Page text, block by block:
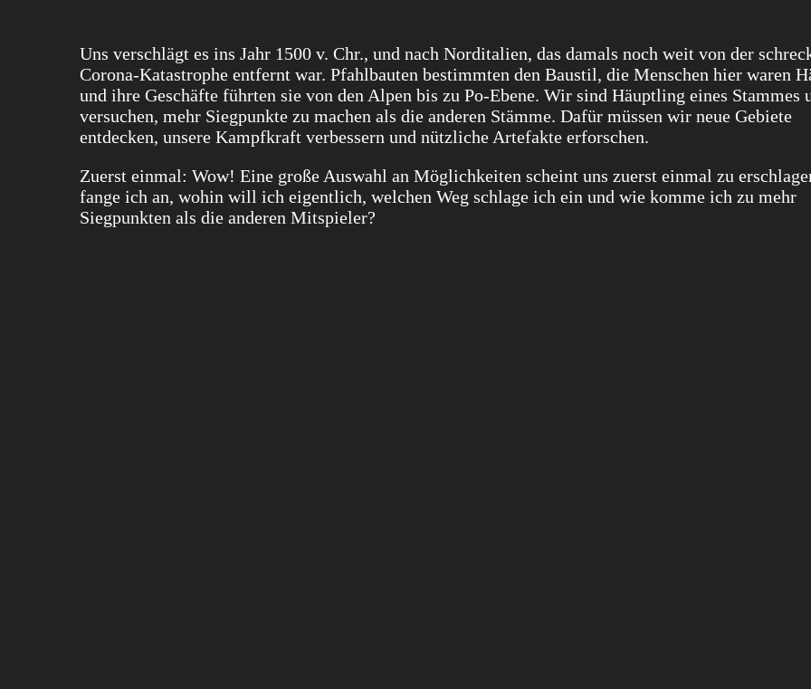
Uns verschlägt es ins Jahr 1500 v. Chr., und nach Norditalien, das damals noch weit von der
Corona-Katastrophe entfernt war. Pfahlbauten bestimmten den Baustil, die Menschen hier waren
und ihre Geschäfte führten sie von den Alpen bis zu Po-Ebene. Wir sind Häuptling eines Stammes
versuchen, mehr Siegpunkte zu machen als die anderen Stämme. Dafür müssen wir neue Gebiete
entdecken, unsere Kampfkraft verbessern und nützliche Artefakte erforschen.
Zuerst einmal: Wow! Eine große Auswahl an Möglichkeiten scheint uns zuerst einmal zu
fange ich an, wohin will ich eigentlich, welchen Weg schlage ich ein und wie komme ich zu mehr
Siegpunkten als die anderen Mitspieler?